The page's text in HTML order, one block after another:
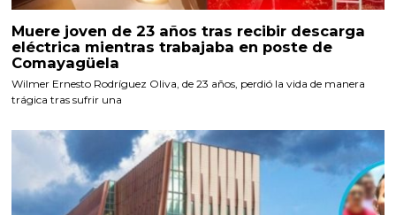
Muere joven de 23 años tras recibir descarga
eléctrica mientras trabajaba en poste de
Comayagüela
Wilmer Ernesto Rodríguez Oliva, de 23 años, perdió la vida de manera
trágica tras sufrir una